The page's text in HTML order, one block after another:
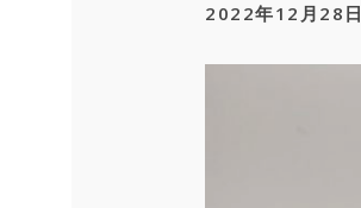
2022年12月28日